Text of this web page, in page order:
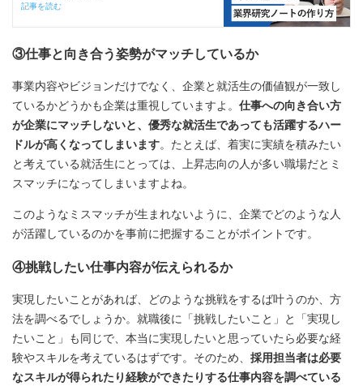
記事を読む
③仕事と向き合う姿勢がマッチしているか
事業内容やビジョンだけでなく、企業と就活生の価値観が一致し
ているかどうかも企業は重視していますよ。 仕事への向き合い方
が企業にマッチしないと、優秀な就活生であっても活躍するハー
ドルが高くなってしまいます。たとえば、着実に実績を積みたい
と考えている就活生にとっては、上昇志向の人が多い職場だとミ
スマッチになってしまいますよね。
このようなミスマッチが生まれないように、企業でどのような人
が活躍しているのかを事前に把握することがポイントです。
④挑戦したい仕事内容が伝えられるか
実現したいことがあれば、どのような挑戦をするば叶うのか、方
法を調べるでしょうか。就職後に「挑戦したいこと」と「実現し
たいこと」も同じで、本当に実現したいと思っていたら必要な経
験やスキルを考えているはずです。そのため、 採用担当者は必要
なスキルが得られたり経験ができたりする仕事内容を調べている